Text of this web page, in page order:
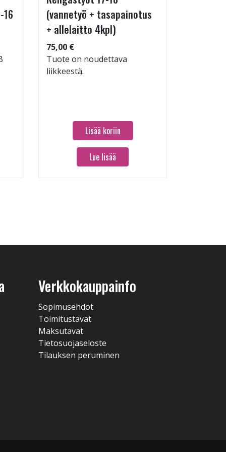
(vannetyö + tasapainotus
+ allelaitto 4kpl)
75,00 €
Tuote on noudettava
liikkeestä.
Lisää koriin
Lue lisää
Verkkokauppainfo
Sopimusehdot
Toimitustavat
Maksutavat
Tietosuojaseloste
Tilauksen peruminen